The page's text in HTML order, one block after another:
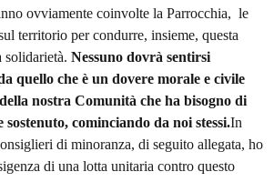
ovviamente coinvolte la Parrocchia, le
territorio per condurre, insieme, questa
solidarietà. Nessuno dovrà sentirsi
quello che è un dovere morale e civile
nostra Comunità che ha bisogno di
sostenuto, cominciando da noi stessi.In
di minoranza, di seguito allegata, ho
di una lotta unitaria contro questo